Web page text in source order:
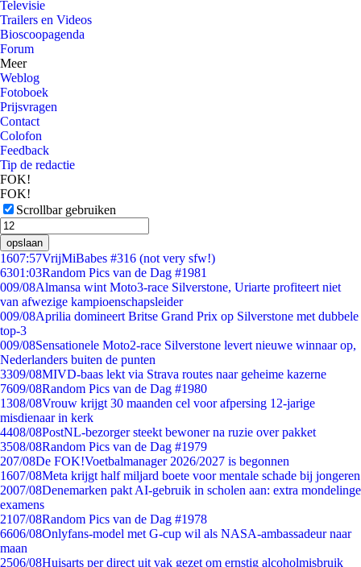
Televisie
Trailers en Videos
Bioscoopagenda
Forum
Meer
Weblog
Fotoboek
Prijsvragen
Contact
Colofon
Feedback
Tip de redactie
FOK!
FOK!
Scrollbar gebruiken
opslaan
1607:57VrijMiBabes #316 (not very sfw!)
6301:03Random Pics van de Dag #1981
009/08Almansa wint Moto3-race Silverstone, Uriarte profiteert niet
van afwezige kampioenschapsleider
009/08Aprilia domineert Britse Grand Prix op Silverstone met dubbele
top-3
009/08Sensationele Moto2-race Silverstone levert nieuwe winnaar op,
Nederlanders buiten de punten
3309/08MIVD-baas lekt via Strava routes naar geheime kazerne
7609/08Random Pics van de Dag #1980
1308/08Vrouw krijgt 30 maanden cel voor afpersing 12-jarige
misdienaar in kerk
4408/08PostNL-bezorger steekt bewoner na ruzie over pakket
3508/08Random Pics van de Dag #1979
207/08De FOK!Voetbalmanager 2026/2027 is begonnen
1607/08Meta krijgt half miljard boete voor mentale schade bij jongeren
2007/08Denemarken pakt AI-gebruik in scholen aan: extra mondelinge
examens
2107/08Random Pics van de Dag #1978
6606/08Onlyfans-model met G-cup wil als NASA-ambassadeur naar
maan
2506/08Huisarts per direct uit vak gezet om ernstig alcoholmisbruik